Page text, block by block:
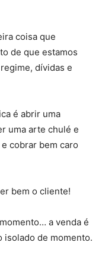
coisa que
de que estamos
dívidas e
é abrir uma
uma arte chulé e
cobrar bem caro
bem o cliente!
a venda é
isolado de momento.